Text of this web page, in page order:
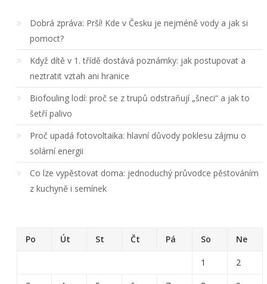
Dobrá zpráva: Prší! Kde v Česku je nejméně vody a jak si
pomoct?
Když dítě v 1. třídě dostává poznámky: jak postupovat a
neztratit vztah ani hranice
Biofouling lodí: proč se z trupů odstraňují „šneci“ a jak to
šetří palivo
Proč upadá fotovoltaika: hlavní důvody poklesu zájmu o
solární energii
Co lze vypěstovat doma: jednoduchý průvodce pěstováním
z kuchyně i semínek
Po Út St Čt Pá So Ne
1 2